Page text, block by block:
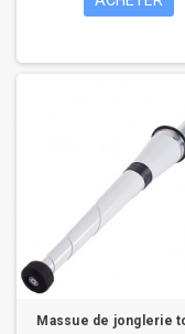
Massue de jonglerie